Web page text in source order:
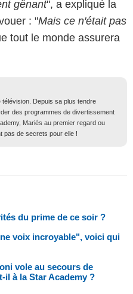
gênant", a expliqué la
: "Mais ce n'était pas
tout le monde assurera
Depuis sa plus tendre
des programmes de divertissement
Mariés au premier regard ou
pas de secrets pour elle !
du prime de ce soir ?
voix incroyable", voici qui
vole au secours de
il à la Star Academy ?